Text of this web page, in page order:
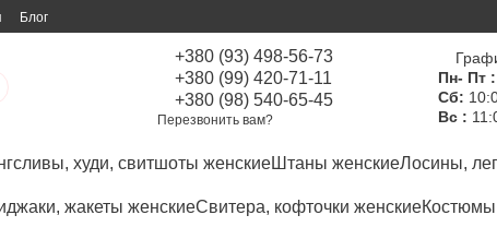
Блог
+380 (93) 498-56-73
+380 (99) 420-71-11
+380 (98) 540-65-45
Перезвонить вам?
Пн- Пт :
Сб:
Вс :
худи, свитшоты женскиеШтаны женскиеЛосины,
жакеты женскиеСвитера, кофточки женские